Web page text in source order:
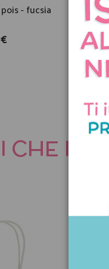
- fucsia
CHE